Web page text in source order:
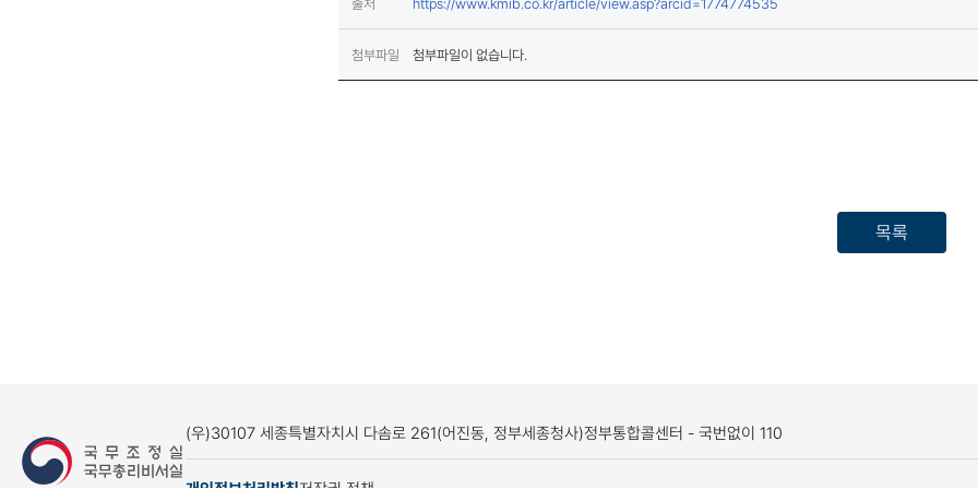
출처 https://www.kmib.co.kr/article/view.asp?arcid=1774774535
첨부파일 첨부파일이 없습니다.
목록
(우)30107 세종특별자치시 다솜로 261(어진동, 정부세종청사)정부통합콜센터 - 국번없이 110